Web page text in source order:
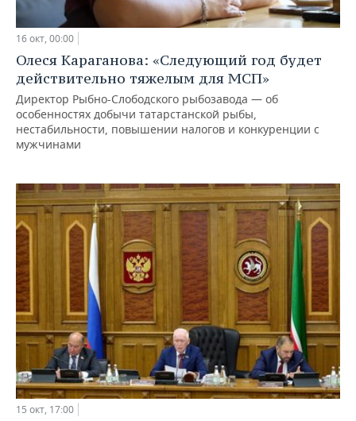
16 окт, 00:00
Олеся Караганова: «Следующий год будет
действительно тяжелым для МСП»
Директор Рыбно-Слободского рыбозавода — об
особенностях добычи татарстанской рыбы,
нестабильности, повышении налогов и конкуренции с
мужчинами
15 окт, 17:00